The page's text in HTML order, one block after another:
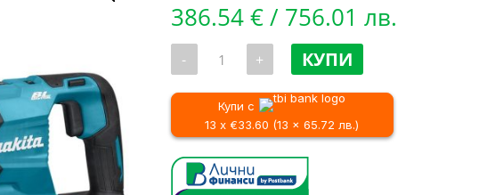
386.54€/ 756.01 лв.
- количество
Акумулаторен
саблен
трион
Makita
JR002GZ,
+ КУПИ
Купи с
13 x €33.60 (13 x 65.72 лв.)